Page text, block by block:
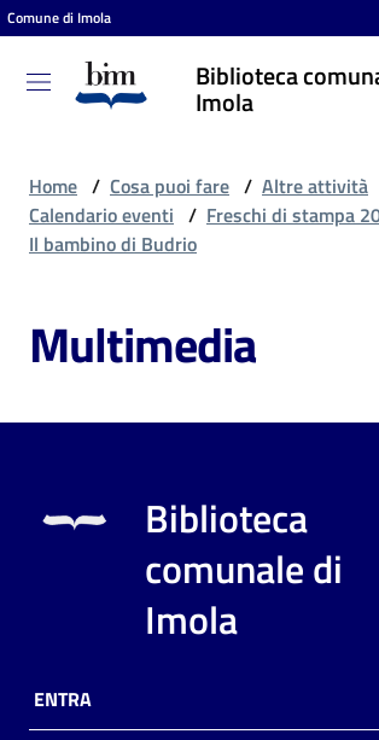
Vai al contenuto
Vai alla navigazione
Vai al footer
Comune di Imola
Biblioteca
Imola
Biblioteca
comunale
Cosa
fare
Scopri
online
Home / Cosa puoi fare / Altre attività
Calendario eventi / Freschi di stampa
Il bambino di Budrio
Multimedia
Biblioteca
comunale di
Imola
ENTRA